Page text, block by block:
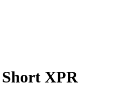
Short XPR